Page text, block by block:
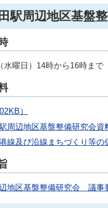
駅周辺地区基盤
水曜日）14時から16時まで
）
周辺地区基盤整備研究会資
線及び沿線まちづくり等
地区基盤整備研究会 議事